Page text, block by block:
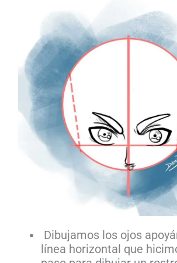
Dibujamos los ojos
línea horizontal que